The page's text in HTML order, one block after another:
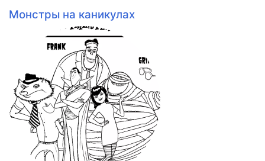
Монстры на каникулах